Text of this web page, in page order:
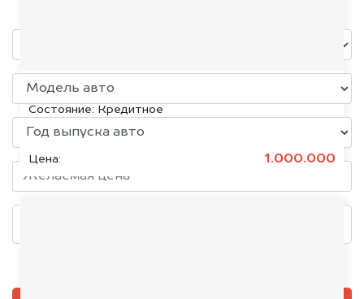
KIA K5, 2020
Состояние: Кредитное
Цена: 1.000.000